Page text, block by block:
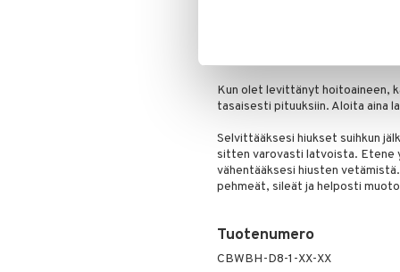
Käytä tätä harjaa päivittäin
Kun olet levittänyt hoitoaineen,
tasaisesti pituuksiin. Aloita aina
Selvittääksesi hiukset suihkun
sitten varovasti latvoista. Etene
vähentääksesi hiusten
pehmeät, sileät ja helposti
Tuotenumero
CBWBH-D8-1-XX-XX